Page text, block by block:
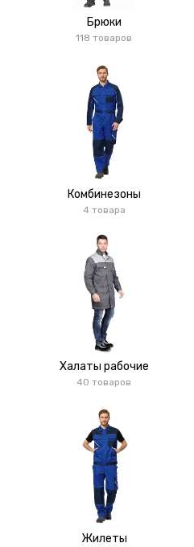
Брюки
118 товаров
Комбинезоны
4 товара
Халаты рабочие
40 товаров
Жилеты